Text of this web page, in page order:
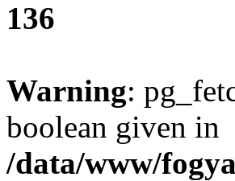
136
Warning:
boolean given in
/data/www/